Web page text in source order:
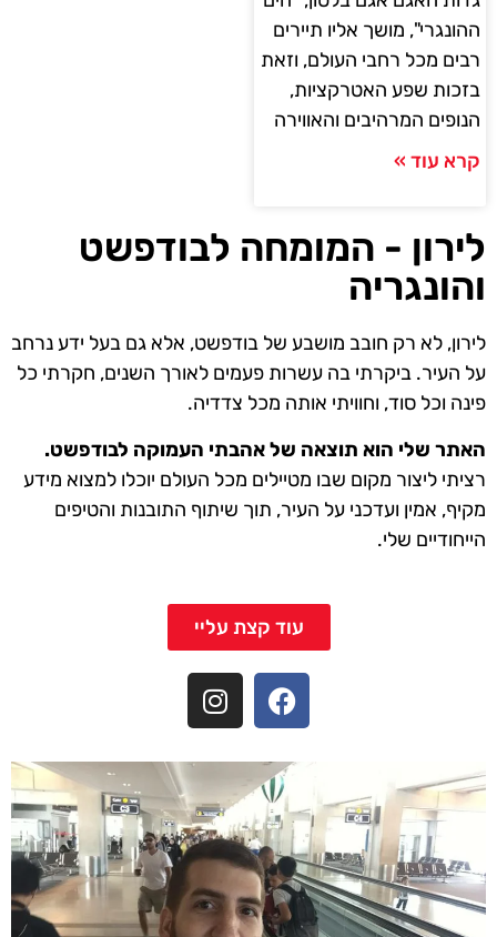
ההונגרי", מושך אליו תיירים
רבים מכל רחבי העולם, וזאת
בזכות שפע האטרקציות,
הנופים המרהיבים והאווירה
קרא עוד »
לירון - המומחה לבודפשט
והונגריה
לירון, לא רק חובב מושבע של בודפשט, אלא גם בעל ידע נרחב
על העיר. ביקרתי בה עשרות פעמים לאורך השנים, חקרתי כל
פינה וכל סוד, וחוויתי אותה מכל צדדיה.
האתר שלי הוא תוצאה של אהבתי העמוקה לבודפשט.
רציתי ליצור מקום שבו מטיילים מכל העולם יוכלו למצוא מידע
מקיף, אמין ועדכני על העיר, תוך שיתוף התובנות והטיפים
הייחודיים שלי.
עוד קצת עליי